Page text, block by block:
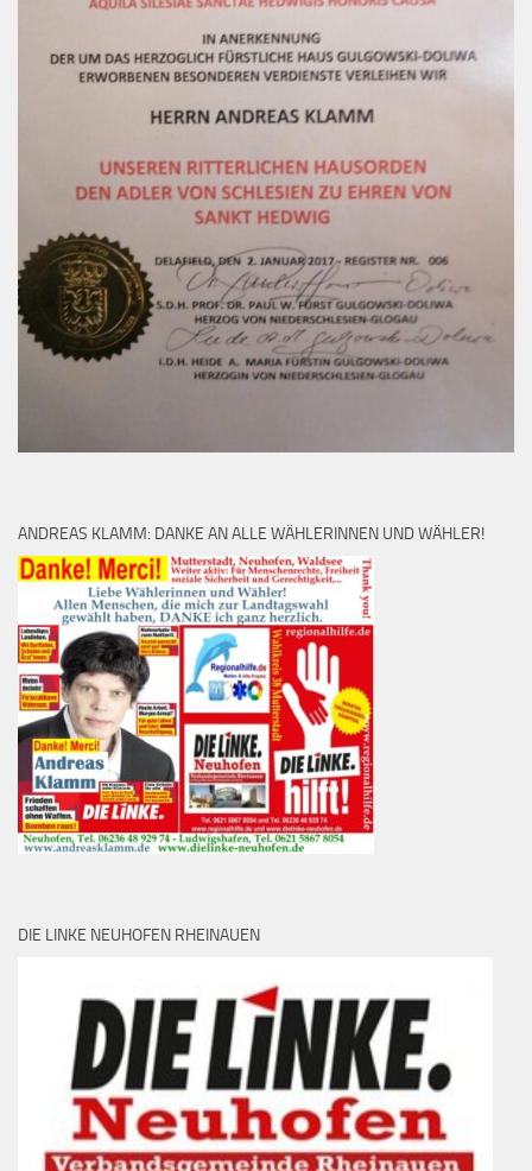
ANDREAS KLAMM: DANKE AN ALLE WÄHLERINNEN UND WÄHLER!
DIE LINKE NEUHOFEN RHEINAUEN